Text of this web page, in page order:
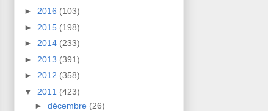
► 2016 (103)
► 2015 (198)
► 2014 (233)
► 2013 (391)
► 2012 (358)
▼ 2011 (423)
► décembre (26)